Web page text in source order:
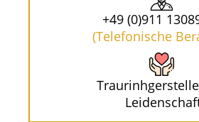
+49 (0)911
(Telefonische